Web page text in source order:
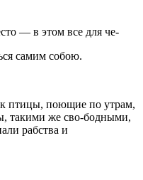
— в этом все для че-
самим собою.
птицы, поющие по утрам,
такими же сво-бодными,
рабства и